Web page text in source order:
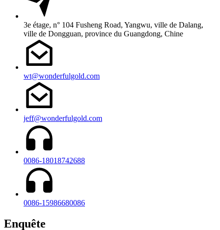
3e étage, n° 104 Fusheng Road, Yangwu, ville de Dalang,
ville de Dongguan, province du Guangdong, Chine
wt@wonderfulgold.com
jeff@wonderfulgold.com
0086-18018742688
0086-15986680086
Enquête